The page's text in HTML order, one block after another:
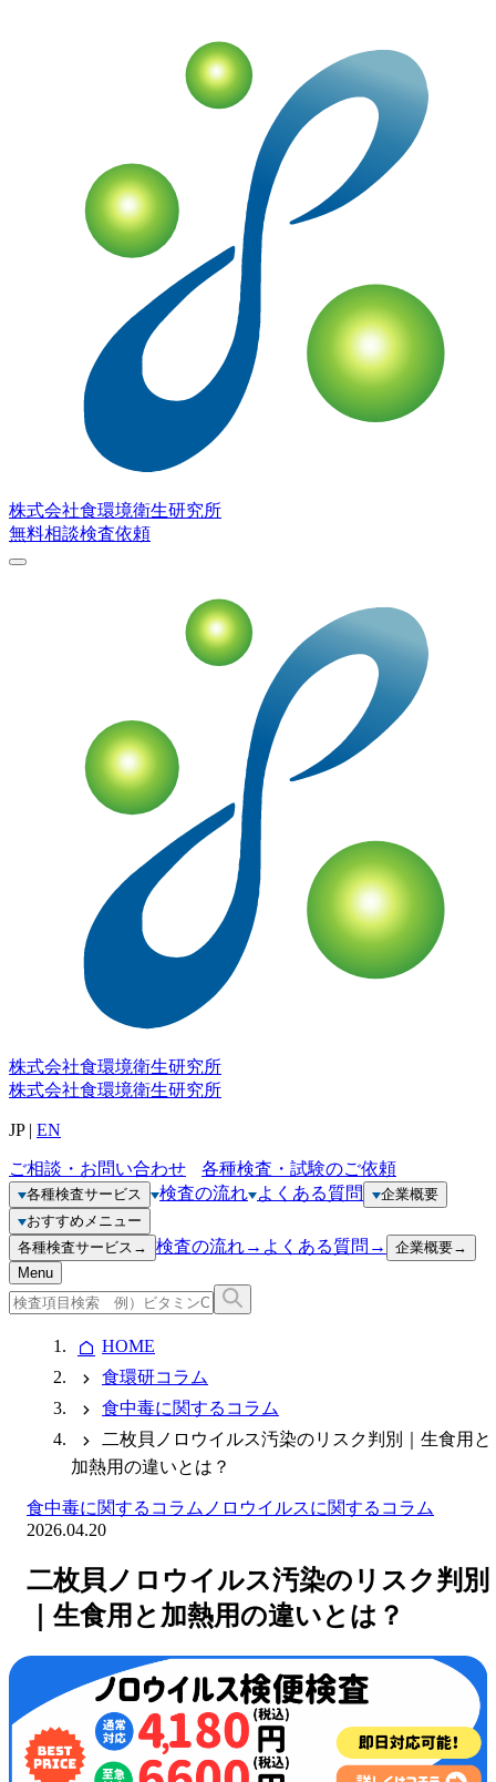
株式会社食環境衛生研究所
無料相談検査依頼
株式会社食環境衛生研究所
株式会社食環境衛生研究所
JP| EN
ご相談・お問い合わせ 各種検査・試験のご依頼
各種検査サービス 検査の流れ よくある質問
企業概要
おすすめメニュー
各種検査サービス → 検査の流れ→ よくある質問 → 企業概要→
Menu
HOME
食環研コラム
食中毒に関するコラム
二枚貝ノロウイルス汚染のリスク判別｜生食用と
加熱用の違いとは？
食中毒に関するコラム ノロウイルスに関するコラム
2026.04.20
二枚貝ノロウイルス汚染のリスク判別
｜生食用と加熱用の違いとは？